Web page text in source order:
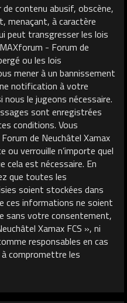
contenu abusif, obscène,
menaçant, à caractère
peut transgresser les lois
- Forum de
ou les lois
mener à un bannissement
notification à votre
le jugeons nécessaire.
sont enregistrées
conditions. Vous
de Neuchâtel Xamax
ou verrouille n’importe quel
cela est nécessaire. En
que toutes les
soient stockées dans
ces informations ne soient
sans votre consentement,
Xamax FCS », ni
responsables en cas
compromettre les